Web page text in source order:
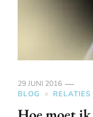
29 JUNI 2016
BLOG
RELATIES